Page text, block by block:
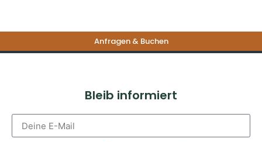
Anfragen & Buchen
Bleib informiert